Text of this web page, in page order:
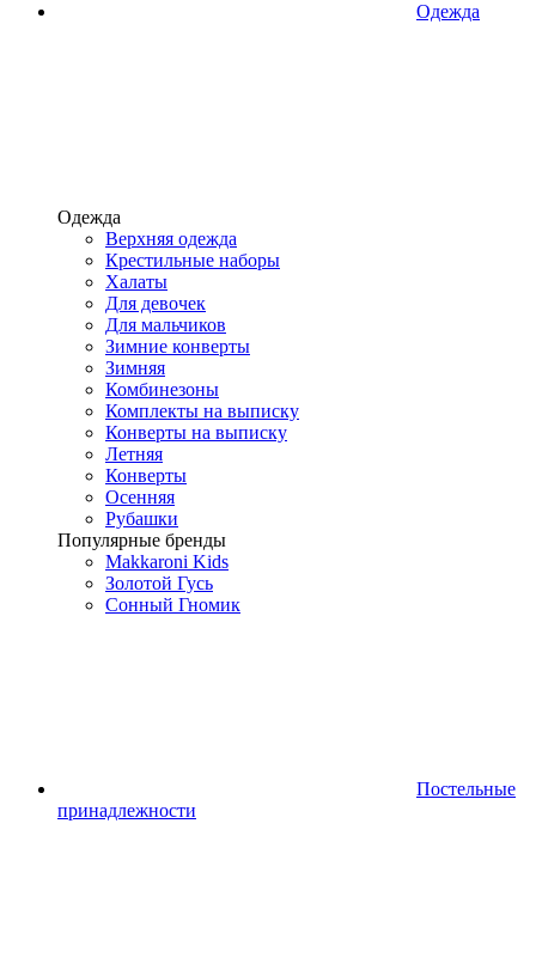
Одежда
Одежда
Верхняя одежда
Крестильные наборы
Халаты
Для девочек
Для мальчиков
Зимние конверты
Зимняя
Комбинезоны
Комплекты на выписку
Конверты на выписку
Летняя
Конверты
Осенняя
Рубашки
Популярные бренды
Makkaroni Kids
Золотой Гусь
Сонный Гномик
Постельные
принадлежности